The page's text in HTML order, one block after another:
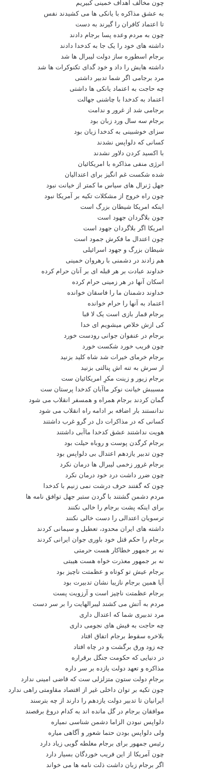
چون مخالف اهداف خمینی کبیریم
به عشق مذاکره با یانکی ها می کشیدند نفس
تا اعتماد کافران را گیرند به دست
چون به مردم وعده پسا برجام دادند
داشته های خود را یک جا به کدخدا دادند
برجام اسطوره ساز دولت لیبرال ها شد
داشته هایش را داد و خود گدای تکنوکرات ها شد
مرد برجامی اگر شما تدبیر داشتی
چه حاجت به اعتماد یانکی ها داشتی
اعتماد به کدخدا با چاشنی جهالت
برجامی شد از غرور و ندامت
برجام سه سال ورد زبان بود
سزای خوشبینی به کدخدا زیان بود
کسانی که دلواپس نشدند
با اکسید کردن دلاور نشدند
انرژی منفی مذاکره با امریکائیان
شده شکست غم انگیز برای اعتدالیان
جهل ژنرال های سیاس ما کمتر از خیانت نبود
چون راه خروج از مشکلات تکیه بر آمریکا نبود
اینکه امریکا شیطان بزرگ است
چون بلاگردان جهود است
امریکا اگر بلاگردان جهود است
چون اعتدال ما فکرش جمود است
شیطان بزرگ و جهود اسرائیلی
هم زادند در دشمنی با رهروان خمینی
خداوند عبادت بر هر قبله ای بر آنان حرام کرده
اسکان آنها در هر زمینی حرام کرده
خداوند دشمنان ما را فاسقان خوانده
اعتماد به آنها را حرام خوانده
برجام قمار بازی است یک لا قبا
کی ازش خلاص میشویم ای خدا
برجام در عنفوان جوانی رودست خورد
چون فریب خورد شکست خورد
برجام خرمای خیرات شد شاه کلید بزنید
از سرش به تنه اش پنالتی بزنید
برجام زیور و زینت مکرِ امریکائیان ست
مسببش خیانت نوکر ماآبان کدخدا پرستان ست
گمان کردند برجام همراه و همسفر انقلاب می شود
ندانستند بار اضافه بر ادامه راه انقلاب می شود
کسانی که در مذاکرات دل در گرو غرب داشتند
هویت نداشتند عشق کدخدا ماآبی داشتند
برجام کرگدن پوست و روباه حیلت بود
چون تدبیر یازدهم اعتدال بی دلواپس بود
برجام غرور زخمی لیبرال ها درمان نکرد
چون ضرر داشت درد خود درمان نکرد
چون که گفتند حرف درشت نمی زنیم با کدخدا
مردم دشمن گشتند با گردن ستبر جهل توافق نامه ها
برای اینکه پشت برجام را خالی نکنند
ترسویان اعتدالی را دست خالی نکنند
داشته های ایران محدود، تعطیل و سیمانی کردند
برجام را حکم قتل خود باوری جوان ایرانی کردند
نه بر جمهور خطاکار هست حرمتی
نه بر جمهور معذرت خواه هست هیبتی
برجام عیش تو کوتاه و عظمتت ناچیز بود
آیا همین برجام نازیبا نشان تدبیرت بود
برجام عظمتت ناچیز است و آرزویت پست
مردم به آتش می کشند لیبرالهایت را بر سر دست
مرد تدبیری شما که اعتدال داری
چه حاجت به فیش های نجومی داری
بلاخره سقوط برجام اتفاق افتاد
چه زود ورق برگشت و در چاه افتاد
در دنیایی که حکومت جنگل برقراره
مذاکره و تعهد دولت یازده بر سر داره
برجامِ دولت ستون متزلزلی ست که قاضی امینی ندارد
چون تکیه بر توان داخلی غیر از اقتصاد مقاومتی راهی ندارد
ایرانیان تا تدبیر دولت یازدهم را دارند از چه بترسند
موافقان برجام در گل مانده اند به کدام دروغ برقصند
دلواپس نبودن الزاما دشمن شناسی نمیاره
ولی دلواپس بودن حتما شعور و آگاهی میاره
رئیس جمهور برای برجام مغلطه گویی زیاد دارد
چون آمریکا از این فریب خوردگان بسیار دارد
اگر برجام زبان داشت ذلت نامه ها می خواند